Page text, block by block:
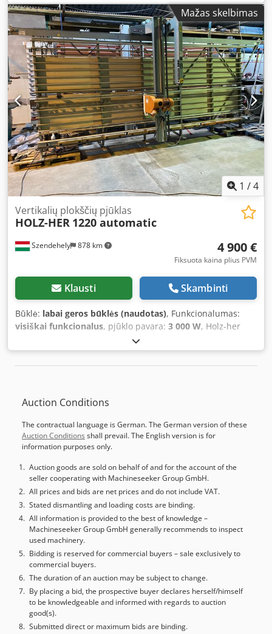
2007 - Dokumentacija prieinama: Ne - CE žymėjimas: Taip -
CE sertifikatas: Ne - Serijos numeris: 5012 EX - Maks.
horizontalus pjovimo aukštis [mm]: 1550 - Maks. pjovimo
plotis [mm]: 3300 - Maks. pjovimo gylis [mm]: 55 - Min.
pjūklo disko skersmuo [mm]: 250 - Maks. pjūklo disko
skersmuo [mm]: 250 - Skylių skersmuo pjūklo diske [mm]:
30 - Horizontalus pjovimas: Taip - Vertikalus pjovimas: Taip
- Įtampa [V]: 400 - Saugiklis [A]: 16 - Galia [kW]: 3,0 Dsdpfx
Asy Exmgslysck - Transportavimo matmenys: 4200mm x
1200mm x 2450mm (i x p x a) - Transportavimo svoris [kg]:
485kg - Transporto pakuočių kiekis [vnt.]: 1 Finansinė
informacija PVM: Nurodyta kaina be PVM PVM/PVM
skirtumo apmokestinimas: PVM atskaitomas ūkio
subjektams Pristatymas ir senų įrenginių supirkimas galimi
bet kokiai pramoninei įrangai Yorick Diebels
Mažas skelbimas
1 /4
Szendehely 878 km
Vertikalių plokščių pjūklas
HOLZ-HER 1220 automatic
4 900 €
Fiksuota kaina plius PVM
Klausti Skambinti
Būklė: labai geros būklės (naudotas), Funkcionalumas:
visiškai funkcionalus, pjūklo pavara: 3 000 W, Holz-her
1220 automatinė vertikali plokščių pjovimo staklės. Daug
įvairių nustatymų, pjauna pusę arba visą plokštę. Galite
išbandyti, veikia gerai. Dcsdpfjx Eyqyjx Alyek
Auction Conditions
The contractual language is German. The German version of these
Auction Conditions shall prevail. The English version is for
information purposes only.
Auction goods are sold on behalf of and for the account of the
seller cooperating with Machineseeker Group GmbH.
All prices and bids are net prices and do not include VAT.
Stated dismantling and loading costs are binding.
All information is provided to the best of knowledge –
Machineseeker Group GmbH generally recommends to inspect
used machinery.
Bidding is reserved for commercial buyers – sale exclusively to
commercial buyers.
The duration of an auction may be subject to change.
By placing a bid, the prospective buyer declares herself/himself
to be knowledgeable and informed with regards to auction
good(s).
Submitted direct or maximum bids are binding.